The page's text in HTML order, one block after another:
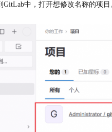
中，打开想修改名称的项目